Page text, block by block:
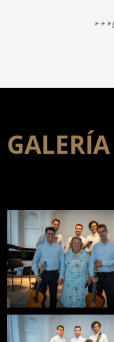
GALERÍA